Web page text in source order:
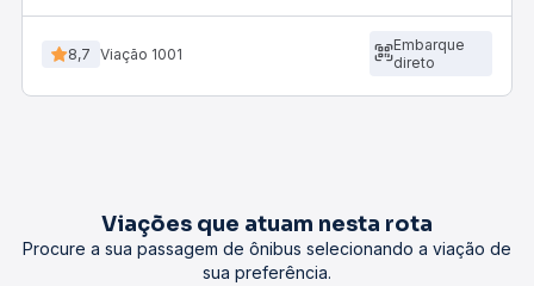
8,7 Viação 1001
Embarque
direto
Viações que atuam nesta rota
Procure a sua passagem de ônibus selecionando a viação de
sua preferência.